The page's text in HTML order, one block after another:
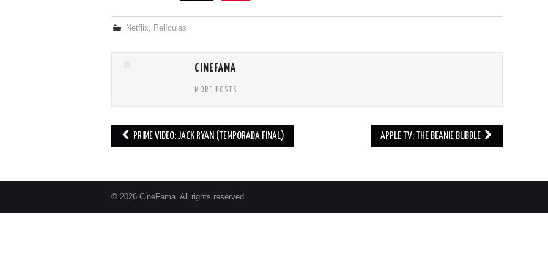
Netflix, Películas
CINEFAMA
MORE POSTS
PRIME VIDEO: JACK RYAN (TEMPORADA FINAL) APPLE TV: THE BEANIE BUBBLE
© 2026 CineFama. All rights reserved.